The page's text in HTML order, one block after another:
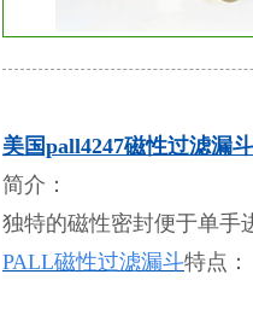
美国pall4247磁性过滤漏斗
简介：
独特的磁性密封便于单手
PALL磁性过滤漏斗特点：